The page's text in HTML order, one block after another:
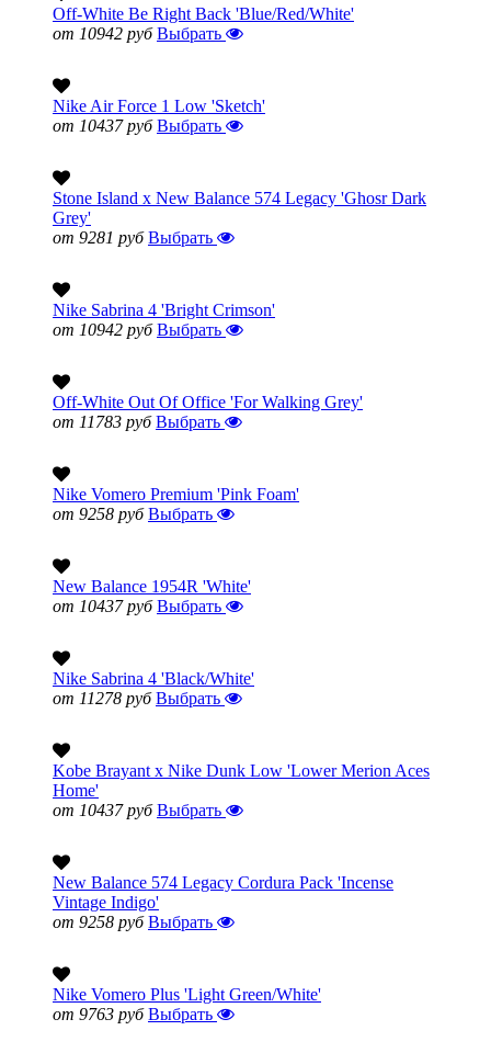
Off-White Be Right Back 'Blue/Red/White'
от 10942 руб Выбрать
Nike Air Force 1 Low 'Sketch'
от 10437 руб Выбрать
Stone Island x New Balance 574 Legacy 'Ghosr Dark
Grey'
от 9281 руб Выбрать
Nike Sabrina 4 'Bright Crimson'
от 10942 руб Выбрать
Off-White Out Of Office 'For Walking Grey'
от 11783 руб Выбрать
Nike Vomero Premium 'Pink Foam'
от 9258 руб Выбрать
New Balance 1954R 'White'
от 10437 руб Выбрать
Nike Sabrina 4 'Black/White'
от 11278 руб Выбрать
Kobe Brayant x Nike Dunk Low 'Lower Merion Aces
Home'
от 10437 руб Выбрать
New Balance 574 Legacy Cordura Pack 'Incense
Vintage Indigo'
от 9258 руб Выбрать
Nike Vomero Plus 'Light Green/White'
от 9763 руб Выбрать